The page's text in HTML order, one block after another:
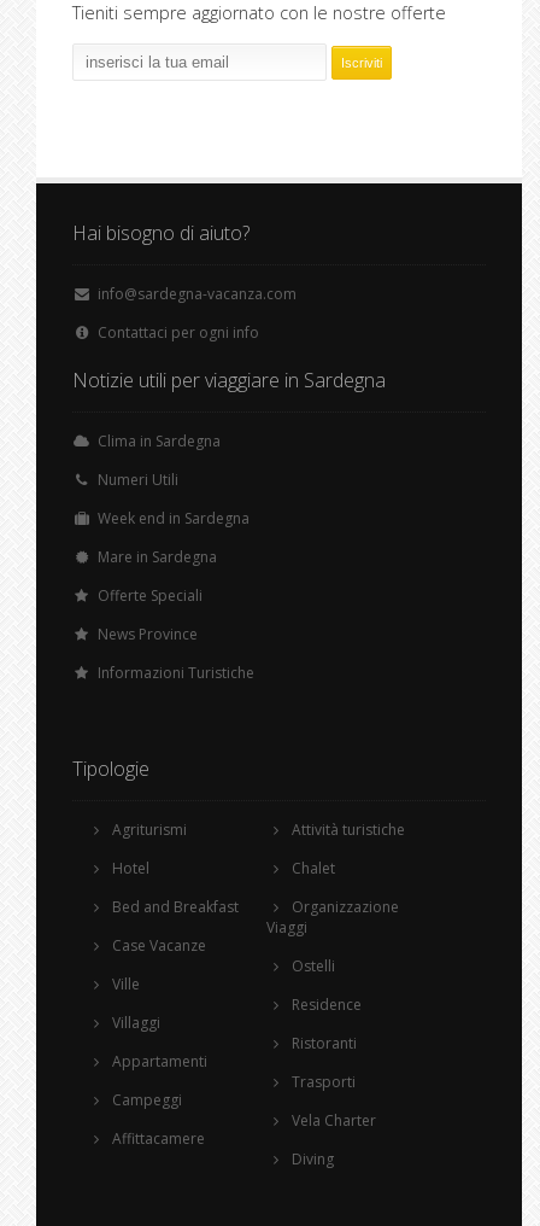
Tieniti sempre aggiornato con le nostre offerte
Hai bisogno di aiuto?
info@sardegna-vacanza.com
Contattaci per ogni info
Notizie utili per viaggiare in Sardegna
Clima in Sardegna
Numeri Utili
Week end in Sardegna
Mare in Sardegna
Offerte Speciali
News Province
Informazioni Turistiche
Tipologie
Agriturismi
Hotel
Bed and Breakfast
Case Vacanze
Ville
Villaggi
Appartamenti
Campeggi
Affittacamere
Attività turistiche
Chalet
Organizzazione
Viaggi
Ostelli
Residence
Ristoranti
Trasporti
Vela Charter
Diving